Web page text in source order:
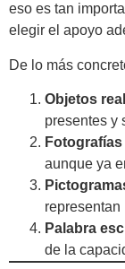
eso es tan
elegir el apoyo
De lo más
Objetos
presentes y
Fotografías
aunque ya
Palabra
de la